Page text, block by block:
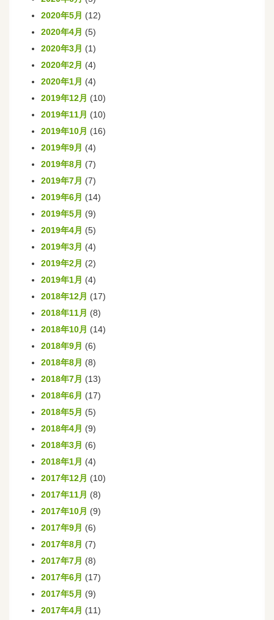
2020年5月 (12)
2020年4月 (5)
2020年3月 (1)
2020年2月 (4)
2020年1月 (4)
2019年12月 (10)
2019年11月 (10)
2019年10月 (16)
2019年9月 (4)
2019年8月 (7)
2019年7月 (7)
2019年6月 (14)
2019年5月 (9)
2019年4月 (5)
2019年3月 (4)
2019年2月 (2)
2019年1月 (4)
2018年12月 (17)
2018年11月 (8)
2018年10月 (14)
2018年9月 (6)
2018年8月 (8)
2018年7月 (13)
2018年6月 (17)
2018年5月 (5)
2018年4月 (9)
2018年3月 (6)
2018年1月 (4)
2017年12月 (10)
2017年11月 (8)
2017年10月 (9)
2017年9月 (6)
2017年8月 (7)
2017年7月 (8)
2017年6月 (17)
2017年5月 (9)
2017年4月 (11)